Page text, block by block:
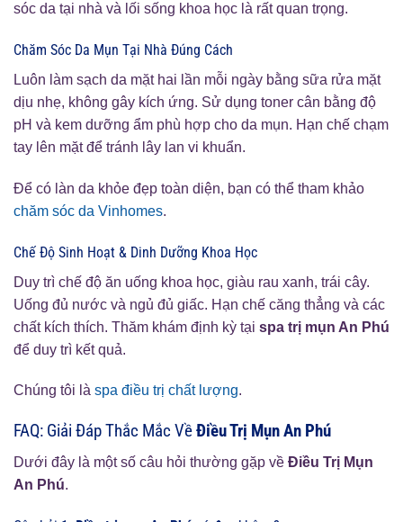
sóc da tại nhà và lối sống khoa học là rất quan trọng.
Chăm Sóc Da Mụn Tại Nhà Đúng Cách
Luôn làm sạch da mặt hai lần mỗi ngày bằng sữa rửa mặt
dịu nhẹ, không gây kích ứng. Sử dụng toner cân bằng độ
pH và kem dưỡng ẩm phù hợp cho da mụn. Hạn chế chạm
tay lên mặt để tránh lây lan vi khuẩn.
Để có làn da khỏe đẹp toàn diện, bạn có thể tham khảo
chăm sóc da Vinhomes.
Chế Độ Sinh Hoạt & Dinh Dưỡng Khoa Học
Duy trì chế độ ăn uống khoa học, giàu rau xanh, trái cây.
Uống đủ nước và ngủ đủ giấc. Hạn chế căng thẳng và các
chất kích thích. Thăm khám định kỳ tại spa trị mụn An Phú
để duy trì kết quả.
Chúng tôi là spa điều trị chất lượng.
FAQ: Giải Đáp Thắc Mắc VềĐiều Trị Mụn An Phú
Dưới đây là một số câu hỏi thường gặp về Điều Trị Mụn
An Phú.